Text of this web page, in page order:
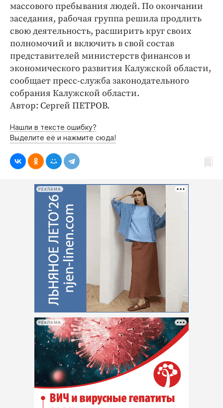
Работодатель года
массового пребывания людей. По окончании
заседания, рабочая группа решила продлить
свою деятельность, расширить круг своих
полномочий и включить в свой состав
представителей министерств финансов и
экономического развития Калужской области,
сообщает пресс-служба законодательного
собрания Калужской области.
Автор: Сергей ПЕТРОВ.
Нашли в тексте ошибку?
Выделите её и нажмите сюда!
РЕКЛАМА
РЕКЛАМА